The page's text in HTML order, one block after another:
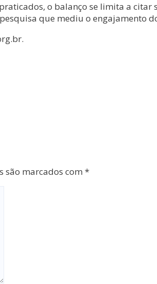
o balanço se limita a
que mediu o engajamento
são marcados com *